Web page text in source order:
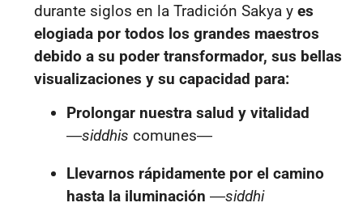
durante siglos en la Tradición Sakya y es
elogiada por todos los grandes maestros
debido a su poder transformador, sus bellas
visualizaciones y su capacidad para:
Prolongar nuestra salud y vitalidad
―siddhis comunes―
Llevarnos rápidamente por el camino
hasta la iluminación ―siddhi